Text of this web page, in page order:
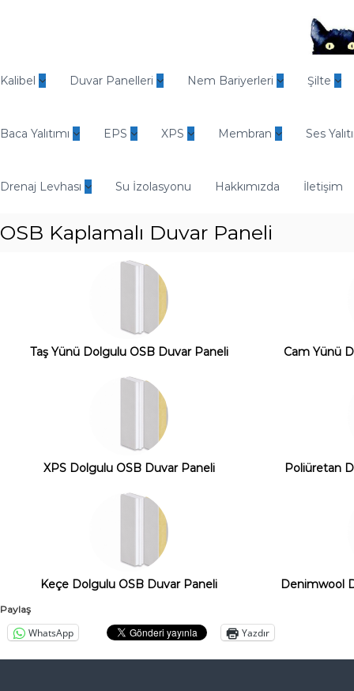
e
d
E
ü
t
ü
r
Kalibel Duvar Panelleri Nem Bariyerleri Şilte
Baca Yalıtımı EPS XPS Membran Ses
Drenaj Levhası Su İzolasyonu Hakkımızda İletişim
OSB Kaplamalı Duvar Paneli
Taş Yünü Dolgulu OSB Duvar Paneli Cam Yünü
XPS Dolgulu OSB Duvar Paneli Poliüretan
Keçe Dolgulu OSB Duvar Paneli Denimwool
Paylaş
WhatsApp Yazdır